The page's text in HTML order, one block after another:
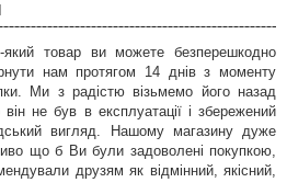
який товар ви можете безперешкодно
нам протягом 14 днів з моменту
Ми з радістю візьмемо його назад
не був в експлуатації і збережений
вигляд. Нашому магазину дуже
що б Ви були задоволені покупкою,
друзям як відмінний, якісний,